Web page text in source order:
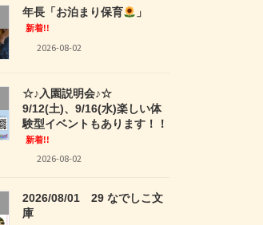
年長「お泊まり保育 」
新着!!
2026-08-02
☆♪入園説明会♪☆
9/12(土)、9/16(水)楽しい体
験型イベントもあります！！
新着!!
2026-08-02
2026/08/01 29 なでしこ文
庫